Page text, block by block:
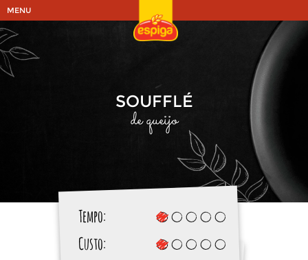
MENU
SOUFFLÉ
de queijo
Tempo:
Custo: